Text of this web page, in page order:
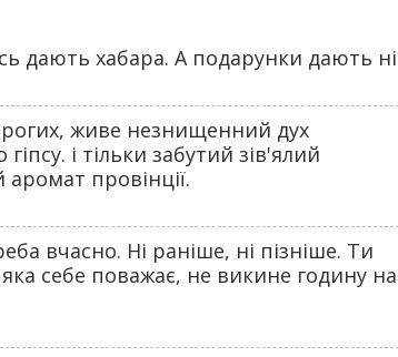
дають хабара. А подарунки дають ні
живе незнищенний дух
і тільки забутий зів'ялий
провінції.
вчасно. Ні раніше, ні пізніше. Ти
себе поважає, не викине годину на